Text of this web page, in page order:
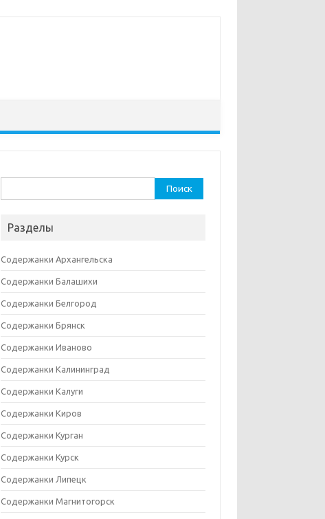
Разделы
Содержанки Архангельска
Содержанки Балашихи
Содержанки Белгород
Содержанки Брянск
Содержанки Иваново
Содержанки Калининград
Содержанки Калуги
Содержанки Киров
Содержанки Курган
Содержанки Курск
Содержанки Липецк
Содержанки Магнитогорск